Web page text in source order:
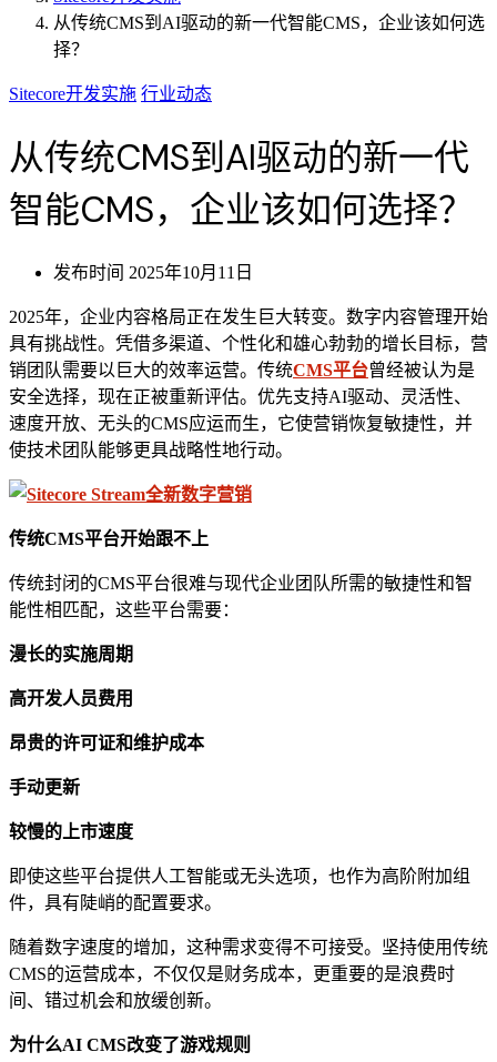
从传统CMS到AI驱动的新一代智能CMS，企业该如何选
择？
Sitecore开发实施 行业动态
从传统CMS到AI驱动的新一代
智能CMS，企业该如何选择？
发布时间 2025年10月11日
2025年，企业内容格局正在发生巨大转变。数字内容管理开始
具有挑战性。凭借多渠道、个性化和雄心勃勃的增长目标，营
销团队需要以巨大的效率运营。传统CMS平台曾经被认为是
安全选择，现在正被重新评估。优先支持AI驱动、灵活性、
速度开放、无头的CMS应运而生，它使营销恢复敏捷性，并
使技术团队能够更具战略性地行动。
传统CMS平台开始跟不上
传统封闭的CMS平台很难与现代企业团队所需的敏捷性和智
能性相匹配，这些平台需要：
漫长的实施周期
高开发人员费用
昂贵的许可证和维护成本
手动更新
较慢的上市速度
即使这些平台提供人工智能或无头选项，也作为高阶附加组
件，具有陡峭的配置要求。
随着数字速度的增加，这种需求变得不可接受。坚持使用传统
CMS的运营成本，不仅仅是财务成本，更重要的是浪费时
间、错过机会和放缓创新。
为什么AI CMS改变了游戏规则